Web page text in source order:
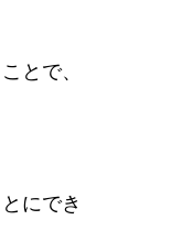
とで、
にでき